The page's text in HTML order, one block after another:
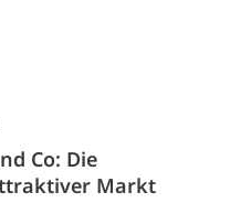
Co: Die
Markt